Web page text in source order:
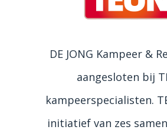
DE JONG Kampeer &
aangesloten bij
kampeerspecialisten.
initiatief van zes